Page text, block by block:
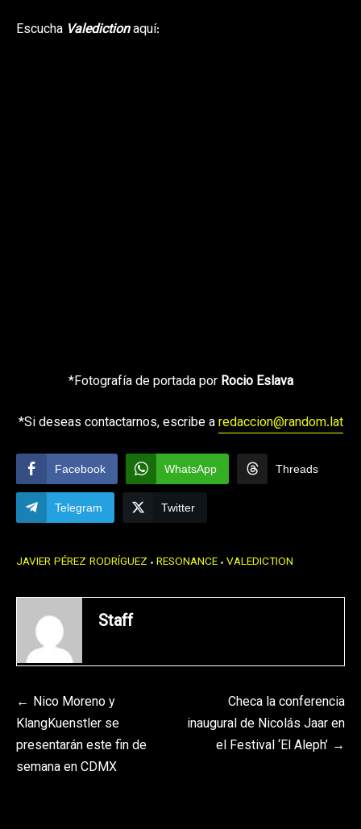
Escucha Valedictionaquí:
*Fotografía de portada por Rocio Eslava
*Si deseas contactarnos, escribe aredaccion@random.lat
Facebook WhatsApp Threads
Telegram Twitter
JAVIER PÉREZ RODRÍGUEZ RESONANCE VALEDICTION
Staff
Navegación
de
entradas
Nico Moreno y
KlangKuenstler se
presentarán este fin de
semana en CDMX
Checa la conferencia
inaugural de Nicolás Jaar en
el Festival ‘El Aleph’